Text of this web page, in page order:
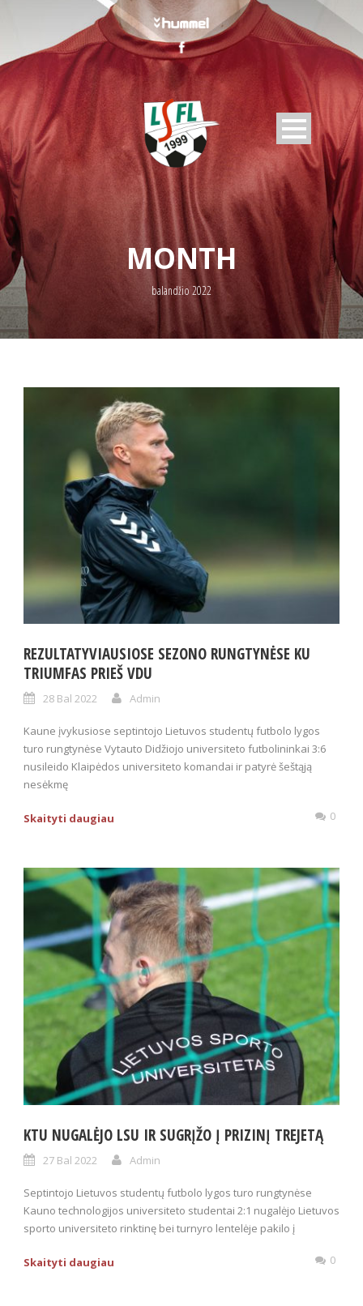
MONTH
balandžio 2022
REZULTATYVIAUSIOSE SEZONO RUNGTYNĖSE KU
TRIUMFAS PRIEŠ VDU
28 Bal 2022 Admin
Kaune įvykusiose septintojo Lietuvos studentų futbolo lygos
turo rungtynėse Vytauto Didžiojo universiteto futbolininkai 3:6
nusileido Klaipėdos universiteto komandai ir patyrė šeštąją
nesėkmę
Skaityti daugiau 0
KTU NUGALĖJO LSU IR SUGRĮŽO Į PRIZINĮ TREJETĄ
27 Bal 2022 Admin
Septintojo Lietuvos studentų futbolo lygos turo rungtynėse
Kauno technologijos universiteto studentai 2:1 nugalėjo Lietuvos
sporto universiteto rinktinę bei turnyro lentelėje pakilo į
Skaityti daugiau 0